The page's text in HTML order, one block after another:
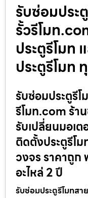
รับซ่อมประ
รั้วรีโมท
ประตูรีโมท
ประตูรีโมท
รับซ่อมประตูรีโ
รีโมท.com ร้า
รับเปลี่ยนมอเ
ติดตั้งประตูรีโ
วงจร ราคาถูก
อะไหล่ 2 ปี
รับซ่อมประตูรีโมทสา